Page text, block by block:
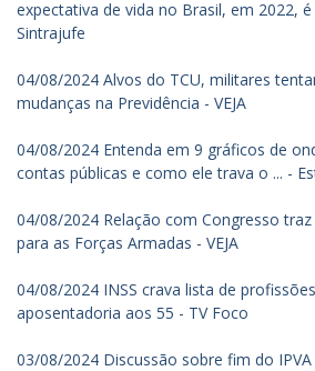
expectativa de vida no Brasil, em 2022,
Sintrajufe
04/08/2024 Alvos do TCU, militares
mudanças na Previdência - VEJA
04/08/2024 Entenda em 9 gráficos de
contas públicas e como ele trava o ... -
04/08/2024 Relação com Congresso
para as Forças Armadas - VEJA
04/08/2024 INSS crava lista de
aposentadoria aos 55 - TV Foco
03/08/2024 Discussão sobre fim do